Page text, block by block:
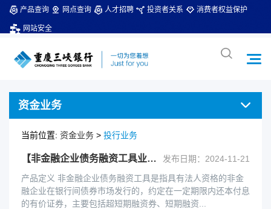
产品查询 网点查询 人才招聘 投资者关系 消费者权益保护
网站安全
资金业务
当前位置: 资金业务 > 投行业务
发布日期：2024-11-21
【非金融企业债务融资工具业务】
产品定义 非金融企业债务融资工具是指具有法人资格的非金
融企业在银行间债券市场发行的，约定在一定期限内还本付息
的有价证券，主要包括超短期融资券、短期融资...